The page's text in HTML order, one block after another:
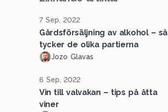
7 Sep, 2022
Gårdsförsäljning av alkohol – så
tycker de olika partierna
Jozo Glavas
6 Sep, 2022
Vin till valvakan – tips på åtta
viner